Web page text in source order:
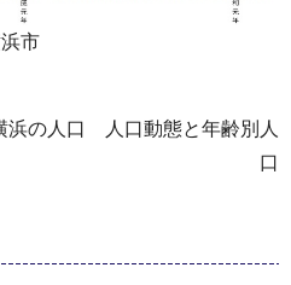
浜市
浜の人口 人口動態と年齢別人
口